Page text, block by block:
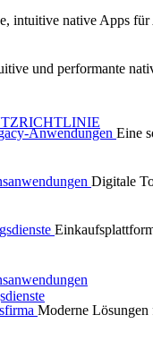
intuitive native Apps für
und performante
Anwendungen Eine
Digitale
Moderne